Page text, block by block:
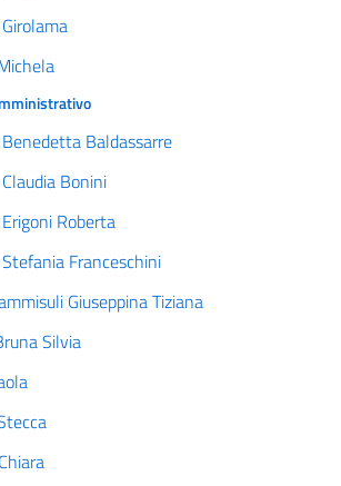
Baldassarre
Bonini
Roberta
Franceschini
Giuseppina Tiziana
Silvia